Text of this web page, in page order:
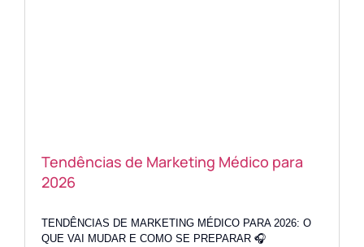
Tendências de Marketing Médico para
2026
TENDÊNCIAS DE MARKETING MÉDICO PARA 2026: O
QUE VAI MUDAR E COMO SE PREPARAR 🎧